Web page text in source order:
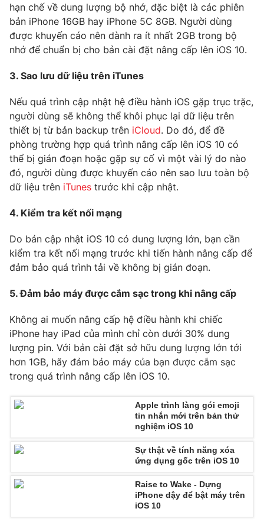
THỜI BÁO VTV
Theo dõi báo trên
Cơ quan chủ quản:Đài Truyền hình Việt Nam
Cơ quan báo chí:Thời báo VTV
Giấy phép hoạt động báo in và báo điện tử số 483/GP-BTTTT
cấp ngày 29/12/2023
Tổng Biên tập: Vũ Thanh Thủy
Nguyễn Trọng Ninh
Tổng đài VTV: 024.38 355 931 - 024.38 355 932
Ðiện thoại Thời báo VTV: 024.66 897 897
Liên hệ quảng cáo:
thuận bằng văn bản. Ghi rõ nguồn VTV.vn khi phát hành lại
hạn chế về dung lượng bộ nhớ, đặc biệt là các phiên
bản iPhone 16GB hay iPhone 5C 8GB. Người dùng
được khuyến cáo nên dành ra ít nhất 2GB trong bộ
nhớ để chuẩn bị cho bản cài đặt nâng cấp lên iOS 10.
3. Sao lưu dữ liệu trên iTunes
Nếu quá trình cập nhật hệ điều hành iOS gặp trục trặc,
người dùng sẽ không thể khôi phục lại dữ liệu trên
thiết bị từ bản backup trên iCloud. Do đó, để đề
phòng trường hợp quá trình nâng cấp lên iOS 10 có
thể bị gián đoạn hoặc gặp sự cố vì một vài lý do nào
đó, người dùng được khuyến cáo nên sao lưu toàn bộ
dữ liệu trên iTunes trước khi cập nhật.
4. Kiểm tra kết nối mạng
Do bản cập nhật iOS 10 có dung lượng lớn, bạn cần
kiểm tra kết nối mạng trước khi tiến hành nâng cấp để
đảm bảo quá trình tải về không bị gián đoạn.
5. Đảm bảo máy được cắm sạc trong khi nâng cấp
Không ai muốn nâng cấp hệ điều hành khi chiếc
iPhone hay iPad của mình chỉ còn dưới 30% dung
lượng pin. Với bản cài đặt sở hữu dung lượng lớn tới
hơn 1GB, hãy đảm bảo máy của bạn được cắm sạc
trong quá trình nâng cấp lên iOS 10.
Apple trình làng gói emoji
tin nhắn mới trên bản thử
nghiệm iOS 10
Sự thật về tính năng xóa
ứng dụng gốc trên iOS 10
Raise to Wake - Dựng
iPhone dậy để bật máy trên
iOS 10